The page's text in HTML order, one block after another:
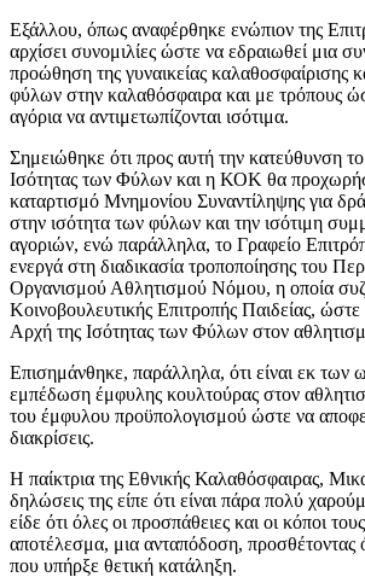
Εξάλλου, όπως αναφέρθηκε ενώπιον της
αρχίσει συνομιλίες ώστε να εδραιωθεί μια
προώθηση της γυναικείας καλαθοσφαίρισης
φύλων στην καλαθόσφαιρα και με τρόπους
αγόρια να αντιμετωπίζονται ισότιμα.
Σημειώθηκε ότι προς αυτή την κατεύθυνση
Ισότητας των Φύλων και η ΚΟΚ θα
καταρτισμό Μνημονίου Συναντίληψης για
στην ισότητα των φύλων και την ισότιμη
αγοριών, ενώ παράλληλα, το Γραφείο
ενεργά στη διαδικασία τροποποίησης του
Οργανισμού Αθλητισμού Νόμου, η οποία
Κοινοβουλευτικής Επιτροπής Παιδείας,
Αρχή της Ισότητας των Φύλων στον
Επισημάνθηκε, παράλληλα, ότι είναι εκ των
εμπέδωση έμφυλης κουλτούρας στον
του έμφυλου προϋπολογισμού ώστε να
διακρίσεις.
Η παίκτρια της Εθνικής Καλαθόσφαιρας,
δηλώσεις της είπε ότι είναι πάρα πολύ
είδε ότι όλες οι προσπάθειες και οι κόποι
αποτέλεσμα, μια ανταπόδοση, προσθέτοντας
που υπήρξε θετική κατάληξη.